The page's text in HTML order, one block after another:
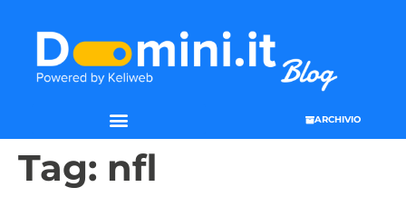
ARCHIVIO
Tag: nfl